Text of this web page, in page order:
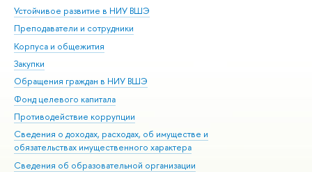
Устойчивое развитие в НИУ ВШЭ
Преподаватели и сотрудники
Корпуса и общежития
Закупки
Обращения граждан в НИУ ВШЭ
Фонд целевого капитала
Противодействие коррупции
Сведения о доходах, расходах, об имуществе и
обязательствах имущественного характера
Сведения об образовательной организации